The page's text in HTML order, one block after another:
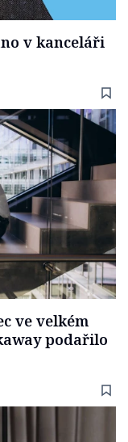
v kanceláři
ve velkém
podařilo